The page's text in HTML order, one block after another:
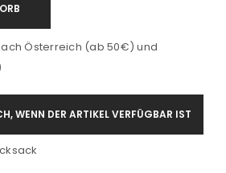
Österreich (ab 50€) und
WENN DER ARTIKEL VERFÜGBAR IST